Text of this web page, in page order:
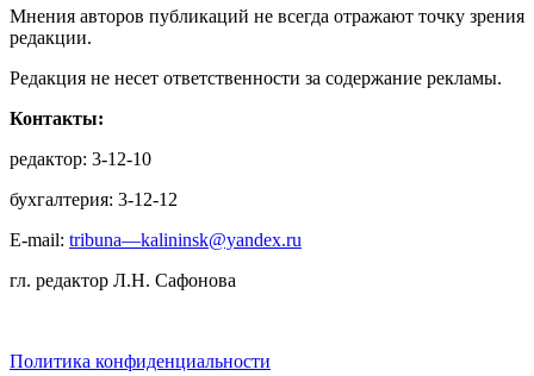
Мнения авторов публикаций не всегда отражают точку зрения
редакции.
Редакция не несет ответственности за содержание рекламы.
Контакты:
редактор: 3-12-10
бухгалтерия: 3-12-12
E-mail: tribuna—kalininsk@yandex.ru
гл. редактор Л.Н. Сафонова
Политика конфиденциальности